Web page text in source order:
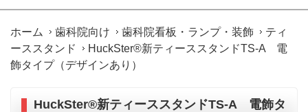
ホーム 歯科院向け 歯科院看板・ランプ・装飾
ティ
ーススタンド
HuckSter®新ティーススタンドTS-A 電
飾タイプ（デザインあり）
HuckSter®新ティーススタンドTS-A 電飾タ